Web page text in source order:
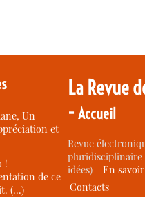
Un
et
!
de ce
(…)
La Revue
-Accueil
Revue
idées) -En
Contacts